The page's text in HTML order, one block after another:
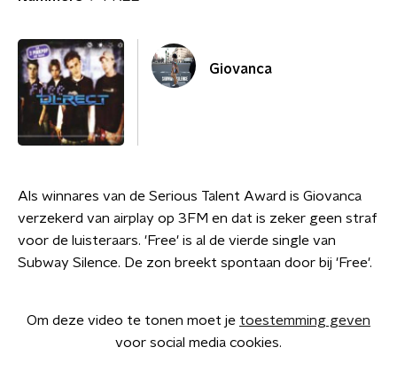
Giovanca
Als winnares van de Serious Talent Award is Giovanca
verzekerd van airplay op 3FM en dat is zeker geen straf
voor de luisteraars. 'Free' is al de vierde single van
Subway Silence. De zon breekt spontaan door bij 'Free'.
Om deze video te tonen moet je toestemming geven
voor social media cookies.